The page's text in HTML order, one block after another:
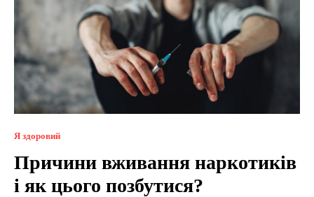
Я здоровий
Причини вживання наркотиків
і як цього позбутися?